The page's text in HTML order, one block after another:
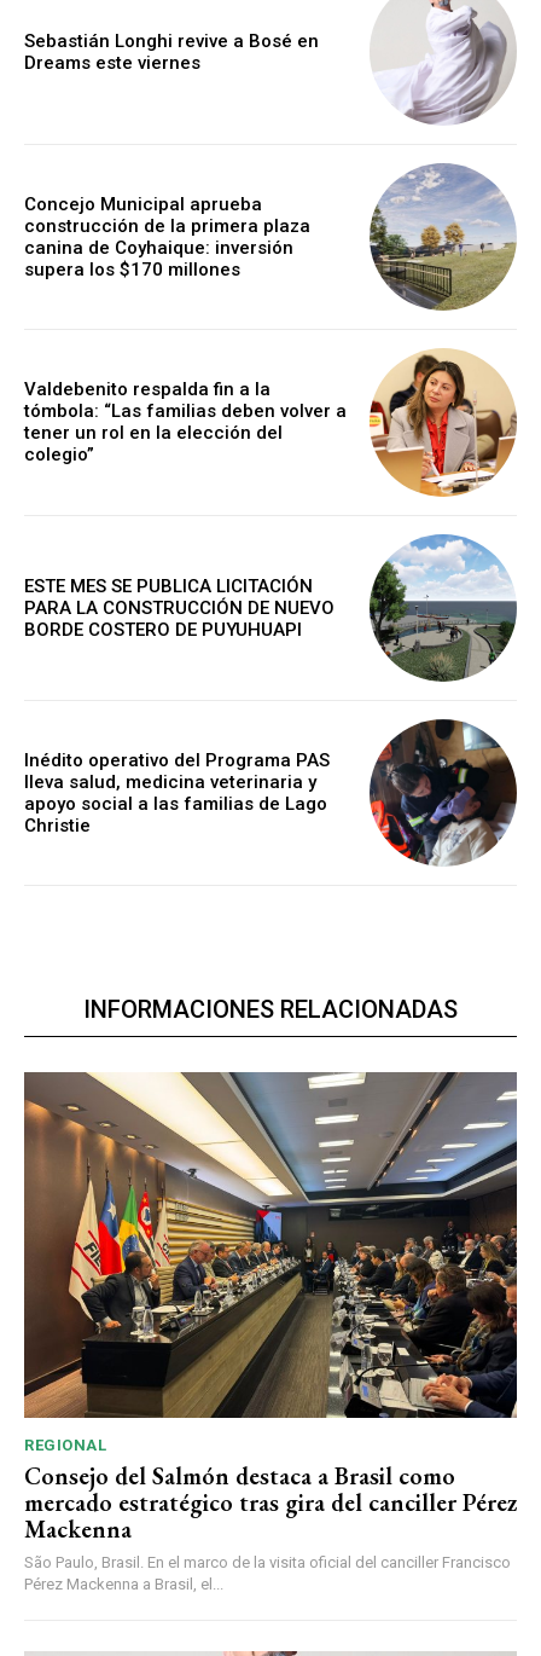
Sebastián Longhi revive a Bosé en
Dreams este viernes
Concejo Municipal aprueba
construcción de la primera plaza
canina de Coyhaique: inversión
supera los $170 millones
Valdebenito respalda fin a la
tómbola: “Las familias deben volver a
tener un rol en la elección del
colegio”
ESTE MES SE PUBLICA LICITACIÓN
PARA LA CONSTRUCCIÓN DE NUEVO
BORDE COSTERO DE PUYUHUAPI
Inédito operativo del Programa PAS
lleva salud, medicina veterinaria y
apoyo social a las familias de Lago
Christie
INFORMACIONES RELACIONADAS
REGIONAL
Consejo del Salmón destaca a Brasil como
mercado estratégico tras gira del canciller Pérez
Mackenna
São Paulo, Brasil. En el marco de la visita oficial del canciller Francisco
Pérez Mackenna a Brasil, el...